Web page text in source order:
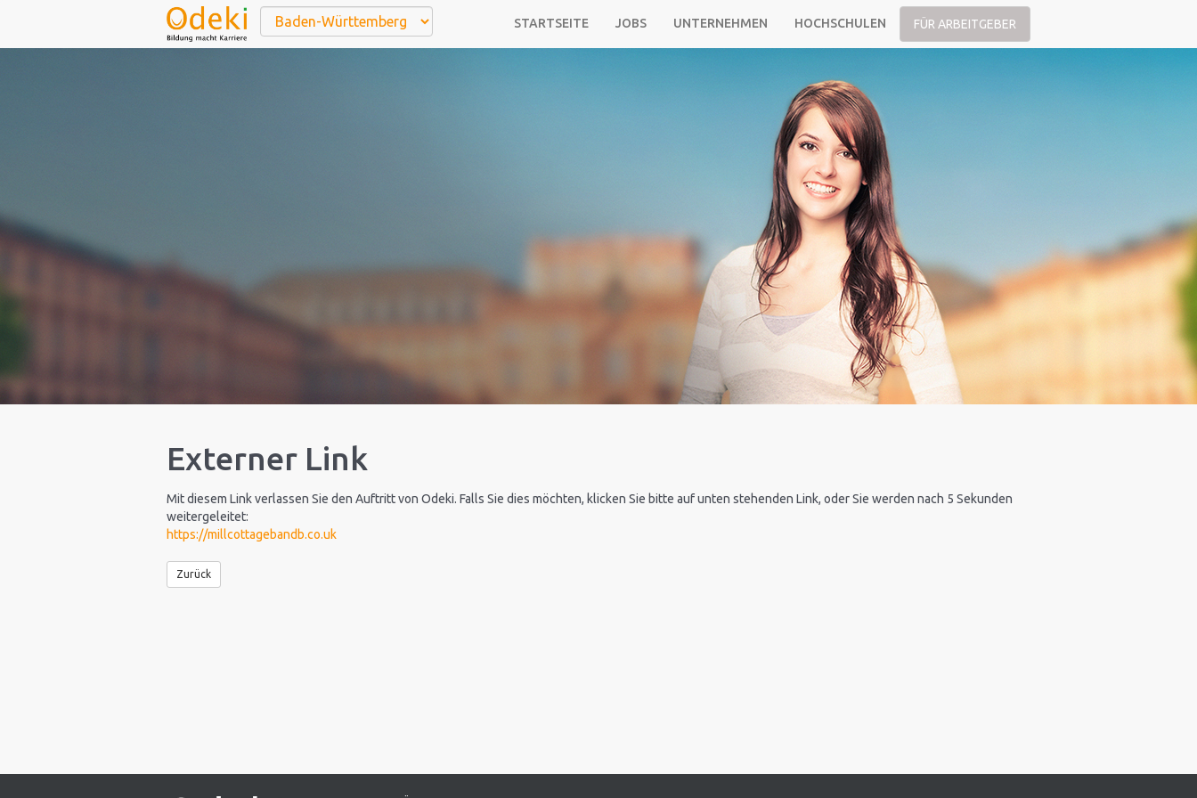
STARTSEITE JOBS UNTERNEHMEN HOCHSCHULEN FÜR ARBEITGEBER
Externer Link
Mit diesem Link verlassen Sie den Auftritt von Odeki. Falls Sie dies möchten, klicken Sie bitte auf unten stehenden Link, oder Sie werden nach 5 Sekunden
weitergeleitet:
https://millcottagebandb.co.uk
Zurück